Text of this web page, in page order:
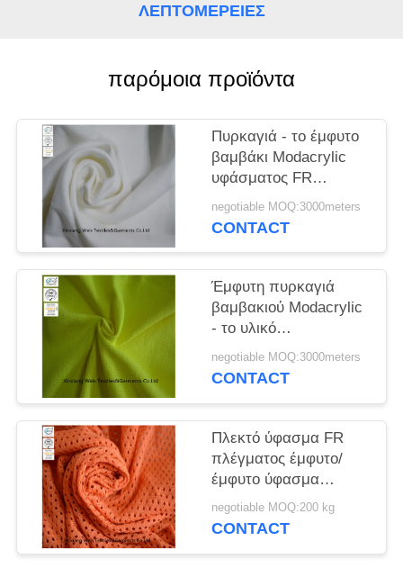
ΛΕΠΤΟΜΈΡΕΙΕΣ
παρόμοια προϊόντα
Πυρκαγιά - το έμφυτο
βαμβάκι Modacrylic
υφάσματος FR
καθυστερούντω πλέκει
το ενιαίο Τζέρσεϋ για
negotiable MOQ:3000meters
CONTACT
Έμφυτη πυρκαγιά
βαμβακιού Modacrylic
- το υλικό
καθυστερούντω για
τον ιματισμό πλέκει το
negotiable MOQ:3000meters
CONTACT
Πλεκτό ύφασμα FR
πλέγματος έμφυτο/
έμφυτο ύφασμα
πυρίμαχων υλικών για
την ασφάλεια
negotiable MOQ:200 kg
CONTACT